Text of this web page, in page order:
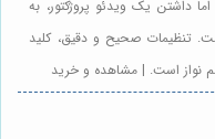
داشتن یک ویدئو پروژکتور، به
تنظیمات صحیح و دقیق، کلید
نواز است. | مشاهده و خرید